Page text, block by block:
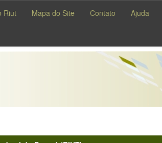
Riut Mapa do Site Contato Ajuda